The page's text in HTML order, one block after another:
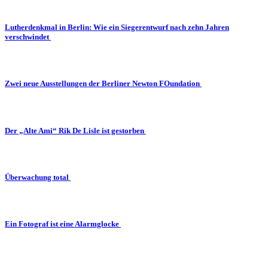
Lutherdenkmal in Berlin: Wie ein Siegerentwurf nach zehn Jahren
verschwindet
Zwei neue Ausstellungen der Berliner Newton FOundation
Der „Alte Ami“ Rik De Lisle ist gestorben
Überwachung total
Ein Fotograf ist eine Alarmglocke